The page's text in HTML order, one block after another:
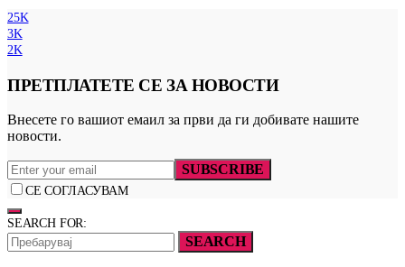
25K
3K
2K
ПРЕТПЛАТЕТЕ СЕ ЗА НОВОСТИ
Внесете го вашиот емаил за први да ги добивате нашите
новости.
SUBSCRIBE
СЕ СОГЛАСУВАМ
SEARCH FOR:
SEARCH